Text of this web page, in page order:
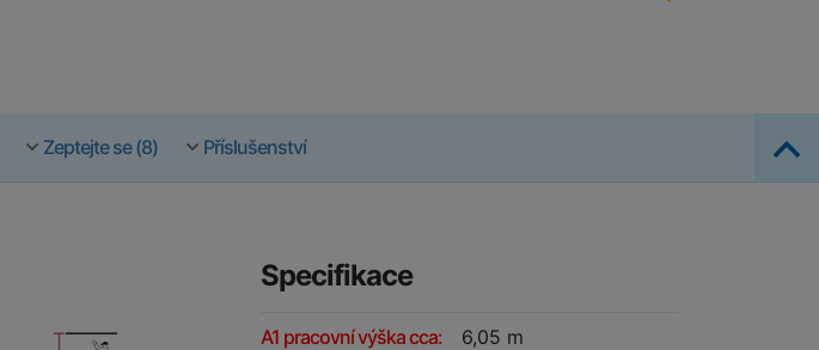
Zeptejte se (8) Příslušenství
Specifikace
A1 pracovní výška cca: 6,05 m